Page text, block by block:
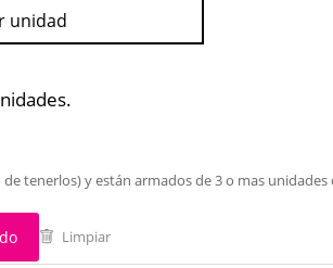
unidad
tenerlos) y están armados de 3 o mas
Limpiar